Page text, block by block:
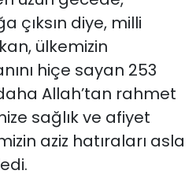
çıksın diye, milli
ülkemizin
hiçe sayan 253
Allah’tan rahmet
sağlık ve afiyet
aziz hatıraları asla